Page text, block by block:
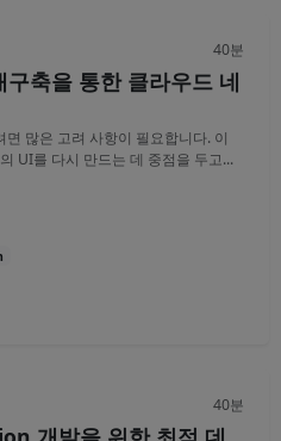
40분
축을 통한 클라우드 네
많은 고려 사항이 필요합니다. 이
UI를 다시 만드는 데 중점을 두고...
40분